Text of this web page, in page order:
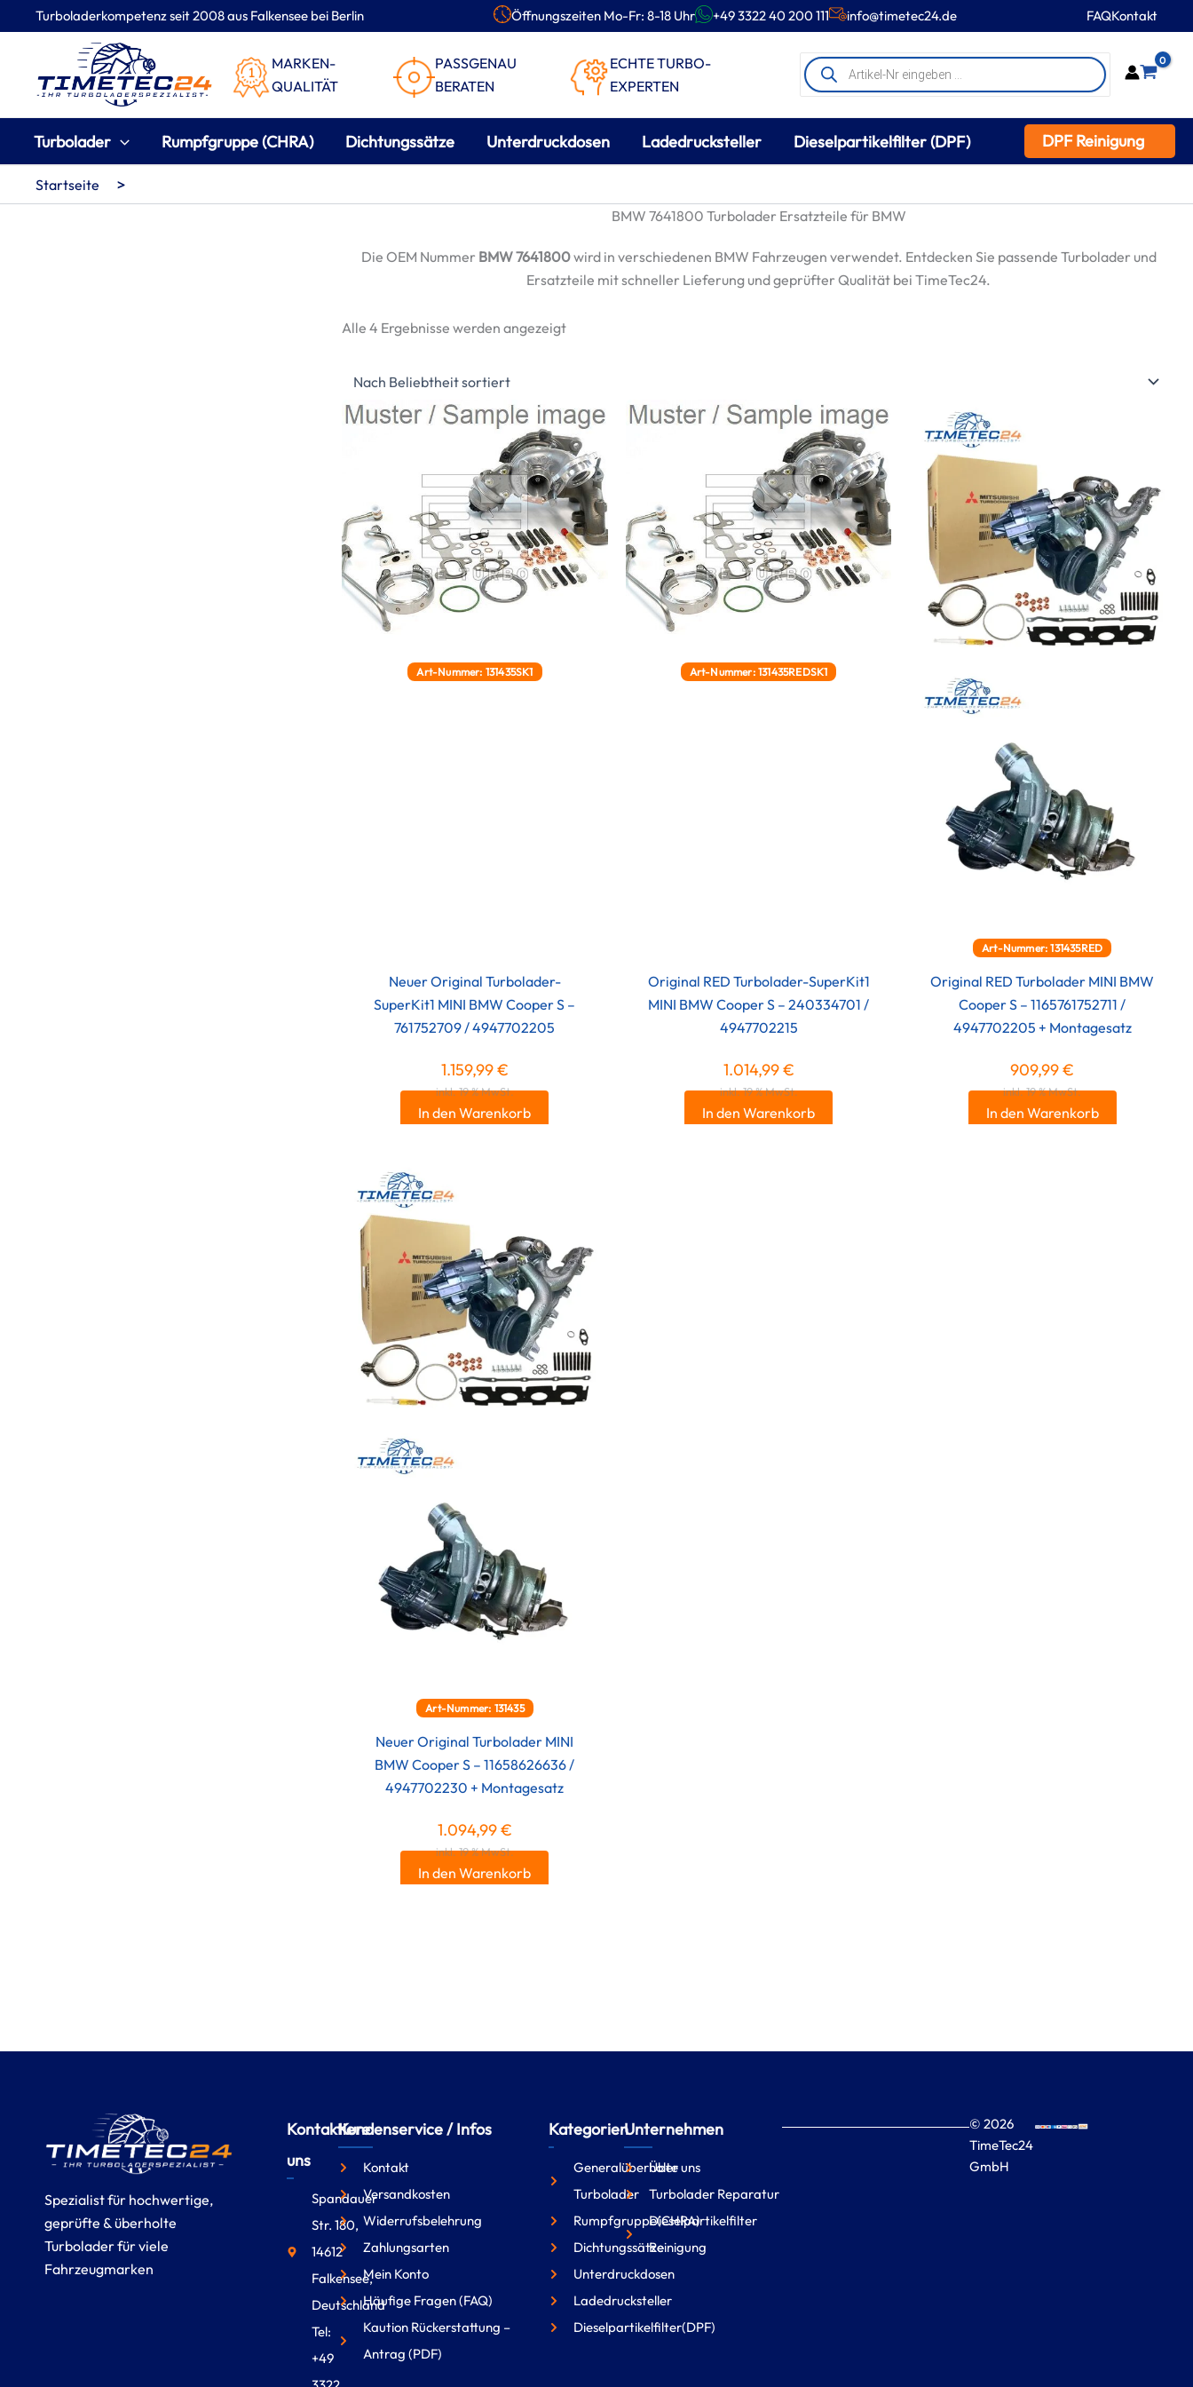
Turboladerkompetenz seit 2008 aus Falkensee bei Berlin Öffnungszeiten Mo-Fr: 8-18 Uhr +49 3322 40 200 111 info@timetec24.de FAQKontakt
MARKEN-
QUALITÄT
PASSGENAU
BERATEN
ECHTE TURBO-
EXPERTEN
Products
search
0
Turbolader Rumpfgruppe (CHRA) Dichtungssätze Unterdruckdosen Ladedrucksteller Dieselpartikelfilter (DPF) DPF Reinigung
Inhalt
Startseite >
BMW 7641800 Turbolader Ersatzteile für BMW
Die OEM Nummer BMW 7641800wird in verschiedenen BMW Fahrzeugen verwendet. Entdecken Sie passende Turbolader und
Ersatzteile mit schneller Lieferung und geprüfter Qualität bei TimeTec24.
Alle 4 Ergebnisse werden angezeigtNach
Art-Nummer: 131435SK1
Neuer Original Turbolader-
SuperKit1 MINI BMW Cooper S –
761752709 / 4947702205
1.159,99€
inkl. 19 % MwSt.
In den Warenkorb
Art-Nummer: 131435REDSK1
Original RED Turbolader-SuperKit1
MINI BMW Cooper S – 240334701 /
4947702215
1.014,99€
inkl. 19 % MwSt.
In den Warenkorb
Art-Nummer: 131435RED
Original RED Turbolader MINI BMW
Cooper S – 1165761752711 /
4947702205 + Montagesatz
909,99€
inkl. 19 % MwSt.
In den Warenkorb
Art-Nummer: 131435
Neuer Original Turbolader MINI
BMW Cooper S – 11658626636 /
4947702230 + Montagesatz
1.094,99€
inkl. 19 % MwSt.
In den Warenkorb
Spezialist für hochwertige,
geprüfte & überholte
Turbolader für viele
Fahrzeugmarken
Kontaktiere
uns
Spandauer
Str. 180,
14612
Falkensee,
Deutschland
Tel:
+49
Kundenservice / Infos
Kontakt
Versandkosten
Widerrufsbelehrung
Zahlungsarten
Mein Konto
Häufige Fragen (FAQ)
Kaution Rückerstattung –
Antrag (PDF)
Kategorien
Generalüberholte
Turbolader
Rumpfgruppe(CHRA)
Dichtungssätze
Unterdruckdosen
Ladedrucksteller
Dieselpartikelfilter(DPF)
Unternehmen
Über uns
Turbolader Reparatur
Dieselpartikelfilter
Reinigung
© 2026
TimeTec24
GmbH